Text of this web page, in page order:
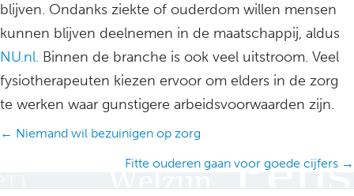
blijven. Ondanks ziekte of ouderdom willen mensen
kunnen blijven deelnemen in de maatschappij, aldus
NU.nl. Binnen de branche is ook veel uitstroom. Veel
fysiotherapeuten kiezen ervoor om elders in de zorg
te werken waar gunstigere arbeidsvoorwaarden zijn.
Posts
← Niemand wil bezuinigen op zorg
Fitte ouderen gaan voor goede cijfers →